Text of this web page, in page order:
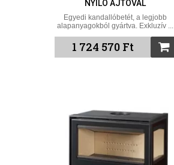
NYÍLÓ AJTÓVAL
Egyedi kandallóbetét, a legjobb
alapanyagokból gyártva. Exkluzív ...
1 724 570 Ft